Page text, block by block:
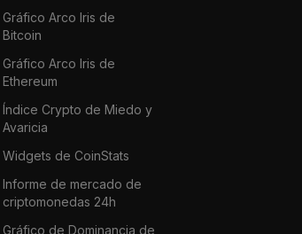
Gráfico Arco Iris de
Bitcoin
Gráfico Arco Iris de
Ethereum
Índice Crypto de Miedo y
Avaricia
Widgets de CoinStats
Informe de mercado de
criptomonedas 24h
Gráfico de Dominancia de